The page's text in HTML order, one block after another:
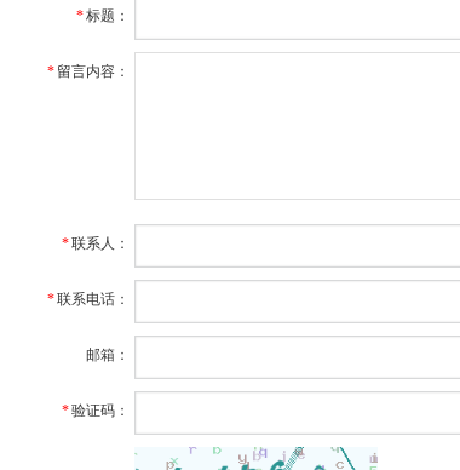
*标题：
* 留言内容：
*联系人：
*联系电话：
邮箱：
*验证码：